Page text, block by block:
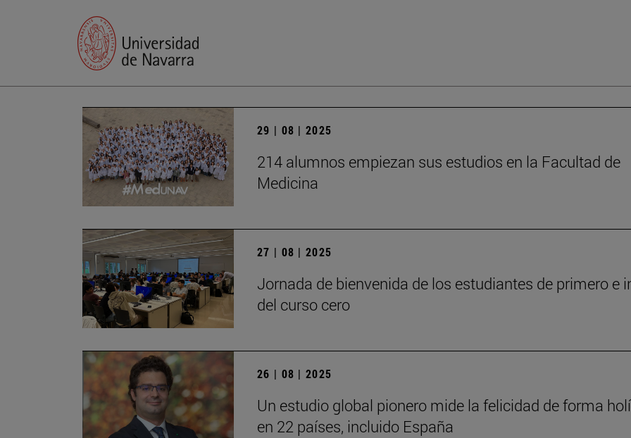
29 | 08 | 2025
214 alumnos empiezan sus estudios en la Facultad de
Medicina
27 | 08 | 2025
Jornada de bienvenida de los estudiantes de primero e
del curso cero
26 | 08 | 2025
Un estudio global pionero mide la felicidad de forma
en 22 países, incluido España